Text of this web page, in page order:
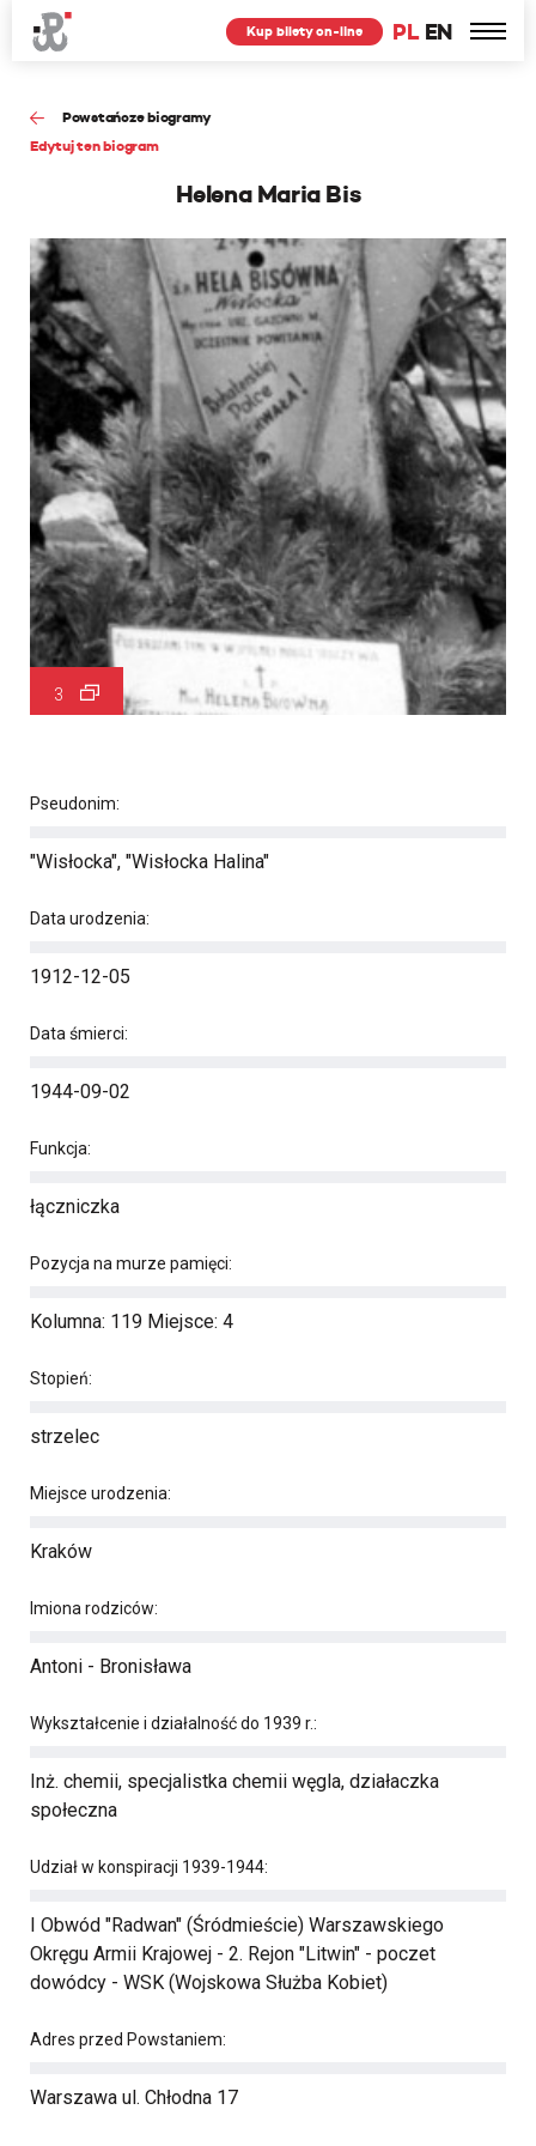
PL EN
Kup bilety on-line
Powstańcze biogramy
Edytuj ten biogram
Helena Maria Bis
3
Pseudonim:
"Wisłocka", "Wisłocka Halina"
Data urodzenia:
1912-12-05
Data śmierci:
1944-09-02
Funkcja:
łączniczka
Pozycja na murze pamięci:
Kolumna: 119 Miejsce: 4
Stopień:
strzelec
Miejsce urodzenia:
Kraków
Imiona rodziców:
Antoni - Bronisława
Wykształcenie i działalność do 1939 r.:
Inż. chemii, specjalistka chemii węgla, działaczka
społeczna
Udział w konspiracji 1939-1944:
I Obwód "Radwan" (Śródmieście) Warszawskiego
Okręgu Armii Krajowej - 2. Rejon "Litwin" - poczet
dowódcy - WSK (Wojskowa Służba Kobiet)
Adres przed Powstaniem:
Warszawa ul. Chłodna 17